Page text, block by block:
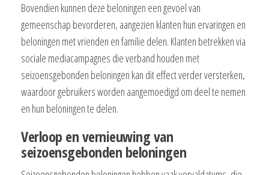
Bovendien kunnen deze beloningen een gevoel van
gemeenschap bevorderen, aangezien klanten hun ervaringen en
beloningen met vrienden en familie delen. Klanten betrekken via
sociale mediacampagnes die verband houden met
seizoensgebonden beloningen kan dit effect verder versterken,
waardoor gebruikers worden aangemoedigd om deel te nemen
en hun beloningen te delen.
Verloop en vernieuwing van
seizoensgebonden beloningen